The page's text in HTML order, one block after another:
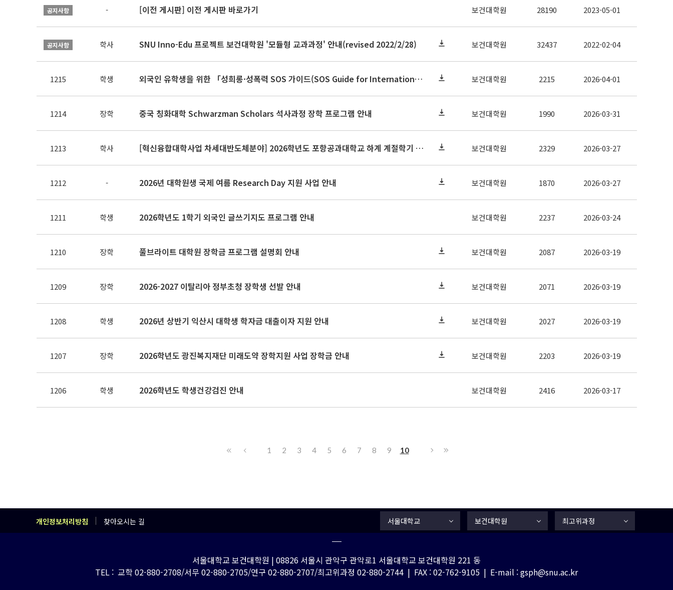
공지사항 - [이전 게시판] 이전 게시판 바로가기 보건대학원 28190 2023-05-01
공지사항 학사 SNU Inno-Edu 프로젝트 보건대학원 '모듈형 교과과정' 안내(revised 2022/2/28) 보건대학원 32437 2022-02-04
1215 학생 외국인 유학생을 위한 「성희롱·성폭력 SOS 가이드(SOS Guide for International Students on Sexual Harassment and Sexual Violence) 보건대학원 2215 2026-04-01
1214 장학 중국 칭화대학 Schwarzman Scholars 석사과정 장학 프로그램 안내 보건대학원 1990 2026-03-31
1213 학사 [혁신융합대학사업 차세대반도체분야] 2026학년도 포항공과대학교 하계 계절학기 교류 수학 안내 보건대학원 2329 2026-03-27
1212 - 2026년 대학원생 국제 여름 Research Day 지원 사업 안내 보건대학원 1870 2026-03-27
1211 학생 2026학년도 1학기 외국인 글쓰기지도 프로그램 안내 보건대학원 2237 2026-03-24
1210 장학 풀브라이트 대학원 장학금 프로그램 설명회 안내 보건대학원 2087 2026-03-19
1209 장학 2026-2027 이탈리아 정부초청 장학생 선발 안내 보건대학원 2071 2026-03-19
1208 학생 2026년 상반기 익산시 대학생 학자금 대출이자 지원 안내 보건대학원 2027 2026-03-19
1207 장학 2026학년도 광진복지재단 미래도약 장학지원 사업 장학금 안내 보건대학원 2203 2026-03-19
1206 학생 2026학년도 학생건강검진 안내 보건대학원 2416 2026-03-17
1 2 3 4 5 6 7 8 9 10
개인정보처리방침 찾아오시는 길 서울대학교 보건대학원 최고위과정
서울대학교 보건대학원 | 08826 서울시 관악구 관악로1 서울대학교 보건대학원 221 동
TEL : 교학 02-880-2708/서무 02-880-2705/연구 02-880-2707/최고위과정 02-880-2744 | FAX : 02-762-9105 | E-mail : gsph@snu.ac.kr